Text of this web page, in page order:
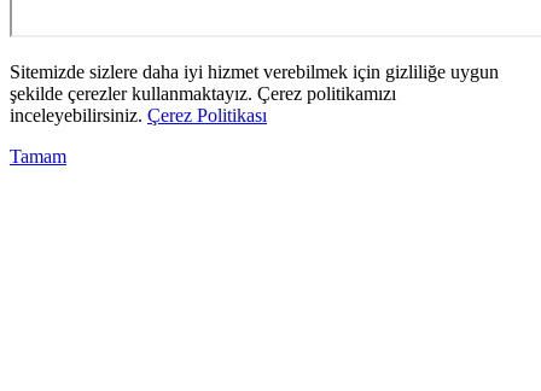
Sitemizde sizlere daha iyi hizmet verebilmek için gizliliğe uygun
şekilde çerezler kullanmaktayız. Çerez politikamızı
inceleyebilirsiniz. Çerez Politikası
Tamam